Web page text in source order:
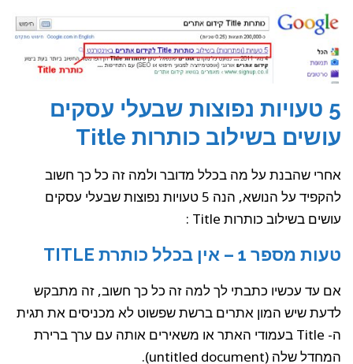
5 טעויות נפוצות שבעלי עסקים
עושים בשילוב כותרות Title
אחרי שהבנת על מה בכלל מדובר ולמה זה כל כך חשוב
להקפיד על הנושא, הנה 5 טעויות נפוצות שבעלי עסקים
עושים בשילוב כותרות Title :
טעות מספר 1 – אין בכלל כותרת TITLE
אם עד עכשיו כתבתי לך למה זה כל כך חשוב, זה מתבקש
לדעת שיש המון אתרים ברשת שפשוט לא מכניסים את תגית
ה- Title בעמודי האתר או משאירים אותה עם ערך ברירת
המחדל שלה (untitled document).